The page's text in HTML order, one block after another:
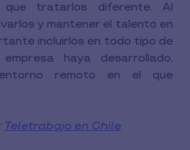
que tratarlos diferente. Al
y mantener el talento en
incluirlos en todo tipo de
haya desarrollado,
remoto en el que
Teletrabajo en Chile